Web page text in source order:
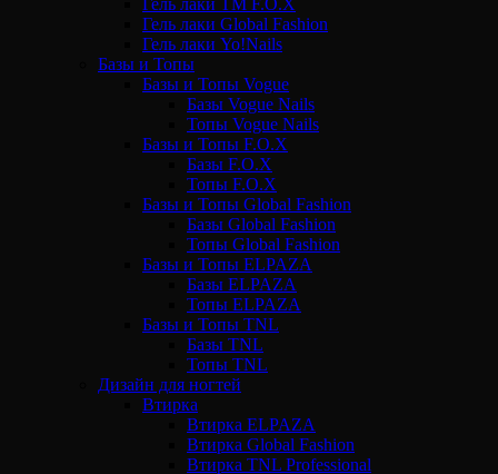
Гель лаки ТМ F.O.X
Гель лаки Global Fashion
Гель лаки Yo!Nails
Базы и Топы
Базы и Топы Vogue
Базы Vogue Nails
Топы Vogue Nails
Базы и Топы F.O.X
Базы F.O.X
Топы F.O.X
Базы и Топы Global Fashion
Базы Global Fashion
Топы Global Fashion
Базы и Топы ELPAZA
Базы ELPAZA
Топы ELPAZA
Базы и Топы TNL
Базы TNL
Топы TNL
Дизайн для ногтей
Втирка
Втирка ELPAZA
Втирка Global Fashion
Втирка TNL Professional